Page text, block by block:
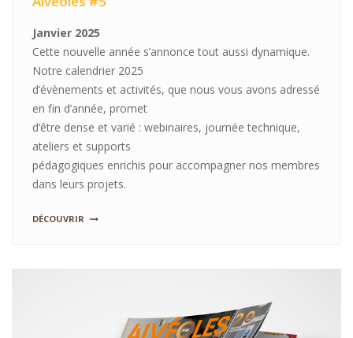
Janvier 2025
Cette nouvelle année s’annonce tout aussi dynamique.
Notre calendrier 2025
d’évènements et activités, que nous vous avons adressé
en fin d’année, promet
d’être dense et varié : webinaires, journée technique,
ateliers et supports
pédagogiques enrichis pour accompagner nos membres
dans leurs projets.
DÉCOUVRIR